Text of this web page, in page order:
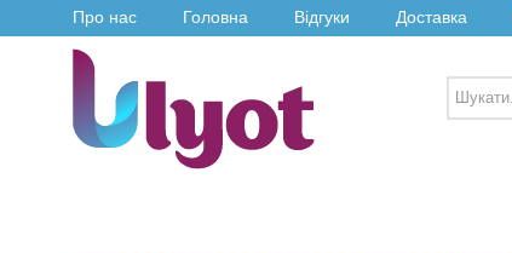
Про нас Головна Відгуки Доставка